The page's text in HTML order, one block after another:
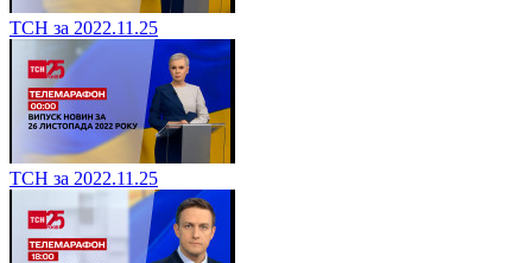
ТСН за 2022.11.25
ТСН за 2022.11.25